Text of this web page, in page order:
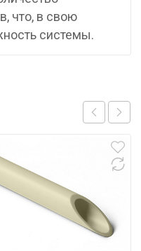
что, в свою
системы.